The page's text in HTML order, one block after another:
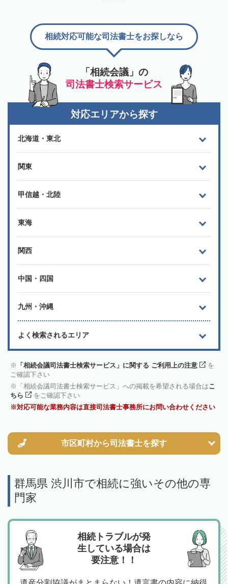
「相続会議」の
司法書士検索サービス
相続対応可能な司法書士をお探しなら
対応エリアから探す
北海道・東北
関東
甲信越・北陸
東海
関西
中国・四国
九州・沖縄
よく検索されるエリア
「相続会議司法書士検索サービス」に関する ご利用上の注意
を
ご確認下さい
「相続会議司法書士検索サービス」への掲載を希望される場合はこ
ちら
をご確認下さい
対応可能な業務内容は直接司法書士事務所にお問い合わせください
市区町村から司法書士を探す
群馬県 渋川市で相続に強いその他の専
門家
相続トラブルが発
生している場合は
要注意！！